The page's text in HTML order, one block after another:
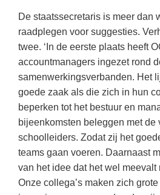
Nieuwsbrief archief
Onderwijs CV
Schoolvakanties
Huiswerkbegeleiding
Huiswerkbegeleider
Huiswerkbegeleider
De staatssecretaris is meer dan
raadplegen voor suggesties.
twee. ‘In de eerste plaats heeft
accountmanagers ingezet rond
samenwerkingsverbanden. Het
goede zaak als die zich in hun
beperken tot het bestuur en
bijeenkomsten beleggen met de
schoolleiders. Zodat zij het
teams gaan voeren. Daarnaast
van het idee dat het wel meevalt
Onze collega’s maken zich